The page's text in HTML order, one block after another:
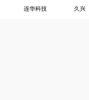
连华科技 久兴